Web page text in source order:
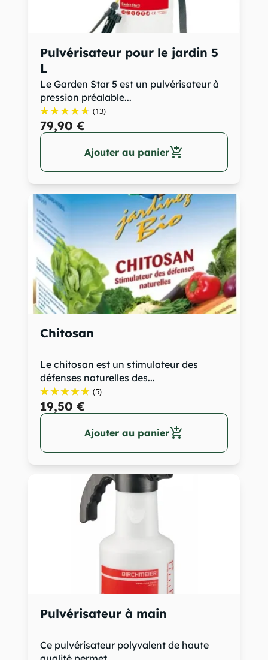
Pulvérisateur pour le jardin 5
L
Le Garden Star 5 est un pulvérisateur à
pression préalable...
(13)
79,90 €
Ajouter au panieradd_shopping_cart
Chitosan
Le chitosan est un stimulateur des
défenses naturelles des...
(5)
19,50 €
Ajouter au panieradd_shopping_cart
Pulvérisateur à main
Ce pulvérisateur polyvalent de haute